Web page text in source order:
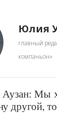
Юлия
главный
компаньон»
Аузан: Мы
другой,